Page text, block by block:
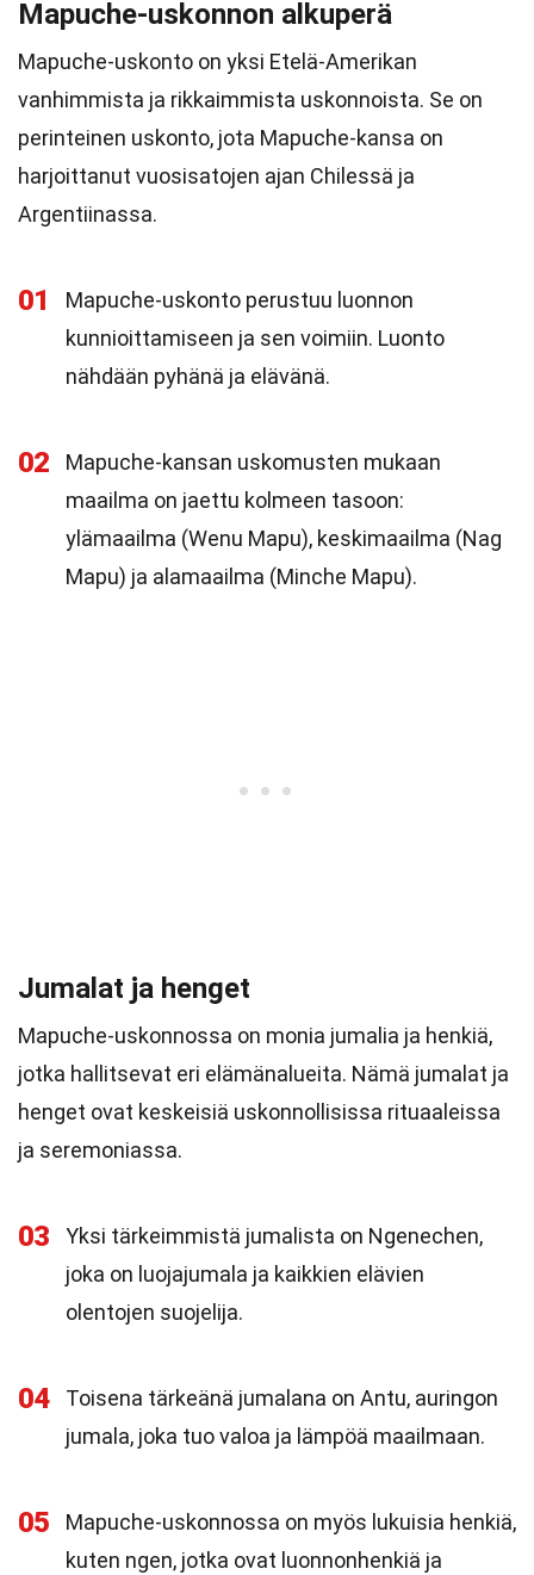
Mapuche-uskonnon alkuperä
Mapuche-uskonto on yksi Etelä-Amerikan
vanhimmista ja rikkaimmista uskonnoista. Se on
perinteinen uskonto, jota Mapuche-kansa on
harjoittanut vuosisatojen ajan Chilessä ja
Argentiinassa.
01
Mapuche-uskonto perustuu luonnon
kunnioittamiseen ja sen voimiin. Luonto
nähdään pyhänä ja elävänä.
02
Mapuche-kansan uskomusten mukaan
maailma on jaettu kolmeen tasoon:
ylämaailma (Wenu Mapu), keskimaailma (Nag
Mapu) ja alamaailma (Minche Mapu).
Jumalat ja henget
Mapuche-uskonnossa on monia jumalia ja henkiä,
jotka hallitsevat eri elämänalueita. Nämä jumalat ja
henget ovat keskeisiä uskonnollisissa rituaaleissa
ja seremoniassa.
03
Yksi tärkeimmistä jumalista on Ngenechen,
joka on luojajumala ja kaikkien elävien
olentojen suojelija.
04
Toisena tärkeänä jumalana on Antu, auringon
jumala, joka tuo valoa ja lämpöä maailmaan.
05
Mapuche-uskonnossa on myös lukuisia henkiä,
kuten ngen, jotka ovat luonnonhenkiä ja